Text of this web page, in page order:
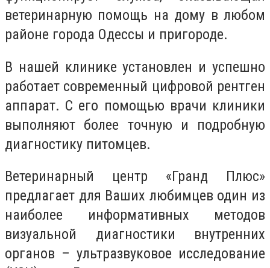
ветеринарную помощь на дому в любом
районе города Одессы и пригороде.
В нашей клинике установлен и успешно
работает современный цифровой рентген
аппарат. С его помощью врачи клиники
выполняют более точную и подробную
диагностику питомцев.
Ветеринарный центр «Гранд Плюс»
предлагает для Ваших любимцев один из
наиболее информативных методов
визуальной диагностики внутренних
органов – ультразвуковое исследование